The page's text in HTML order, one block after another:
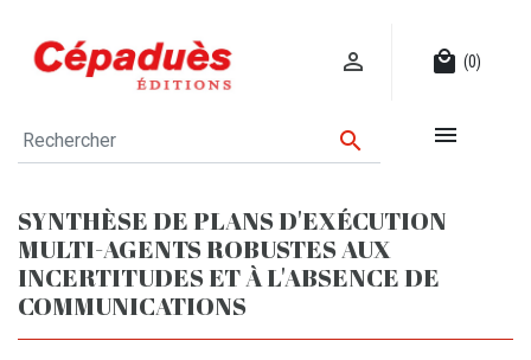
 local_mall (0)
 
SYNTHÈSE DE PLANS D'EXÉCUTION
MULTI-AGENTS ROBUSTES AUX
INCERTITUDES ET À L'ABSENCE DE
COMMUNICATIONS